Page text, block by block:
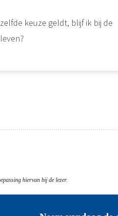
keuze geldt, blijf ik bij de
hiervan bij de lezer.